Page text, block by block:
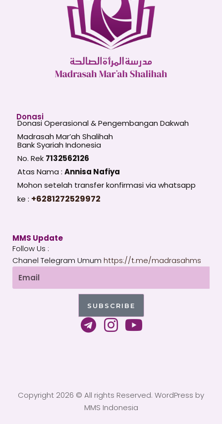
Donasi
Donasi Operasional & Pengembangan Dakwah
Madrasah Mar’ah Shalihah
Bank Syariah Indonesia
No. Rek 7132562126
Atas Nama : Annisa Nafiya
Mohon setelah transfer konfirmasi via whatsapp
ke : +6281272529972
MMS Update
Follow Us :
Chanel Telegram Umum https://t.me/madrasahms
Email
SUBSCRIBE
T
e
g
r
I
a
g
Y
u
b
Copyright 2026 © All rights Reserved. WordPress by
MMS Indonesia